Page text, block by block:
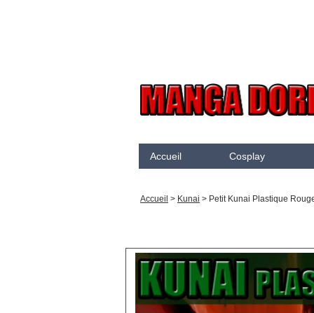
Accueil Cosplay
Arcane
Assassination Classroom
Assassins creed
Attaque des Titans
Accueil > Kunai > Petit Kunai Plastique